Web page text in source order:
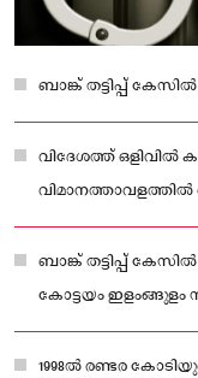
ബാങ്ക് തട്ടിപ്പ്
വിദേശത്ത് ഒളിവിൽ
ബാങ്ക് തട്ടിപ്പ്
കോട്ടയം
1998ൽ രണ്ടര